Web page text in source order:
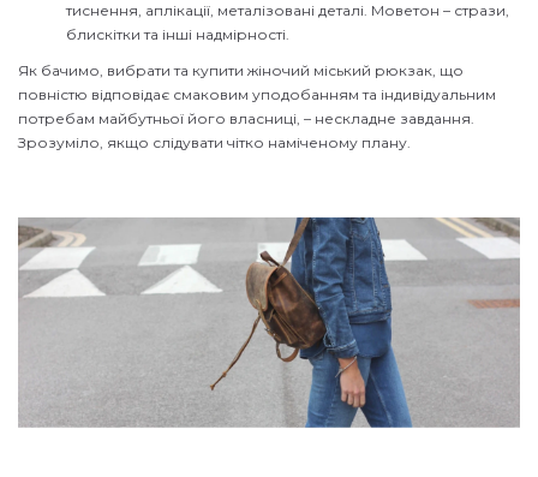
тиснення, аплікації, металізовані деталі. Моветон – стрази,
блискітки та інші надмірності.
Як бачимо, вибрати та купити жіночий міський рюкзак, що
повністю відповідає смаковим уподобанням та індивідуальним
потребам майбутньої його власниці, – нескладне завдання.
Зрозуміло, якщо слідувати чітко наміченому плану.